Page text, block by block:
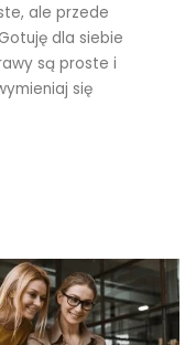
ale przede
dla siebie
są proste i
się